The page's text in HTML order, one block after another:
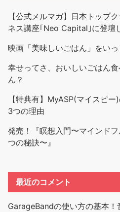
【公式メルマガ】日本トップ
ネス講座｢Neo Capital｣に登壇
映画「美味しいごはん」をい
幸せってさ、おいしいごはん
ん？
【特典有】MyASP(マイスピ
3つの理由
発売！『瞑想入門〜マインド
つの秘訣〜』
最近のコメント
GarageBandの使い方の基本